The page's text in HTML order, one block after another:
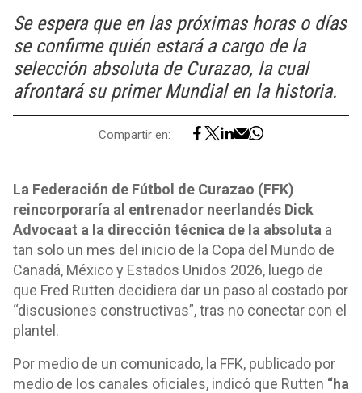
Se espera que en las próximas horas o días
se confirme quién estará a cargo de la
selección absoluta de Curazao, la cual
afrontará su primer Mundial en la historia.
Compartir en:
La Federación de Fútbol de Curazao (FFK)
reincorporaría al entrenador neerlandés Dick
Advocaat a la dirección técnica de la absoluta a
tan solo un mes del inicio de la Copa del Mundo de
Canadá, México y Estados Unidos 2026, luego de
que Fred Rutten decidiera dar un paso al costado por
“discusiones constructivas”, tras no conectar con el
plantel.
Por medio de un comunicado, la FFK, publicado por
medio de los canales oficiales, indicó que Rutten “ha